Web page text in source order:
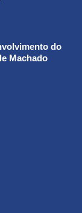
do
Machado